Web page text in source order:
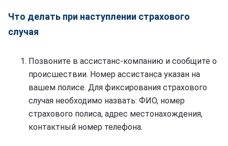
Что делать при наступлении страхового
случая
Позвоните в ассистанс-компанию и сообщите о
происшествии. Номер ассистанса указан на
вашем полисе. Для фиксирования страхового
случая необходимо назвать: ФИО, номер
страхового полиса, адрес местонахождения,
контактный номер телефона.